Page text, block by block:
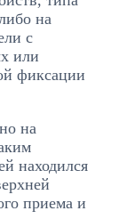
на
с
или
фиксации
на
находился
приема и